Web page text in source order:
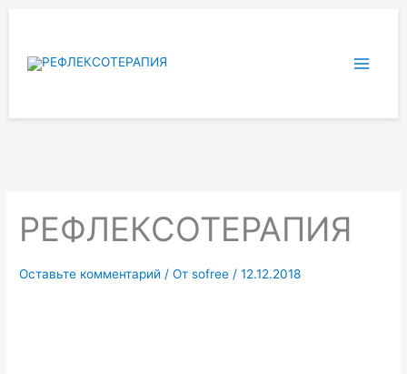
содержимому
РЕФЛЕКСОТЕРАПИЯ
Оставьте комментарий / Отsofree /12.12.2018